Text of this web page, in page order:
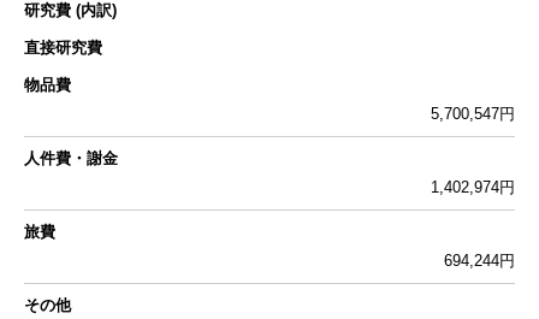
研究費 (内訳)
直接研究費
物品費
5,700,547円
人件費・謝金
1,402,974円
旅費
694,244円
その他